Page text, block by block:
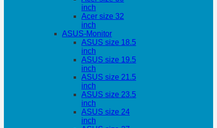
inch
Acer size 32
inch
ASUS-Monitor
ASUS size 18.5
inch
ASUS size 19.5
inch
ASUS size 21.5
inch
ASUS size 23.5
inch
ASUS size 24
inch